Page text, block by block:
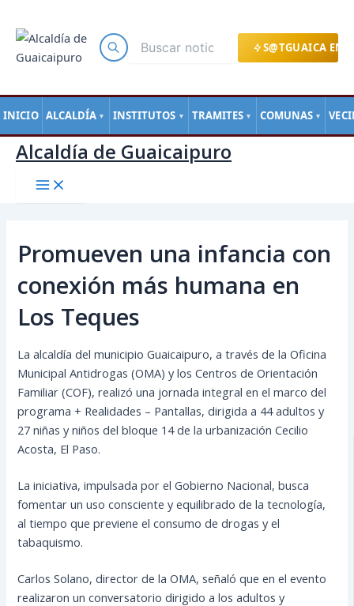
S@TGUAICA EN
INICIO ALCALDÍA ▼ INSTITUTOS ▼ TRAMITES ▼ COMUNAS ▼
contenido
Alcaldía de Guaicaipuro
Promueven una infancia con
conexión más humana en
Los Teques
La alcaldía del municipio Guaicaipuro, a través de la Oficina
Municipal Antidrogas (OMA) y los Centros de Orientación
Familiar (COF), realizó una jornada integral en el marco del
programa + Realidades – Pantallas, dirigida a 44 adultos y
27 niñas y niños del bloque 14 de la urbanización Cecilio
Acosta, El Paso.
La iniciativa, impulsada por el Gobierno Nacional, busca
fomentar un uso consciente y equilibrado de la tecnología,
al tiempo que previene el consumo de drogas y el
tabaquismo.
Carlos Solano, director de la OMA, señaló que en el evento
realizaron un conversatorio dirigido a los adultos y
de
entradas